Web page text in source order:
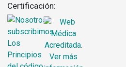
Certificación: